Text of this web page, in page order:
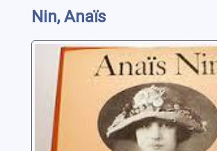
Nin, Anaïs